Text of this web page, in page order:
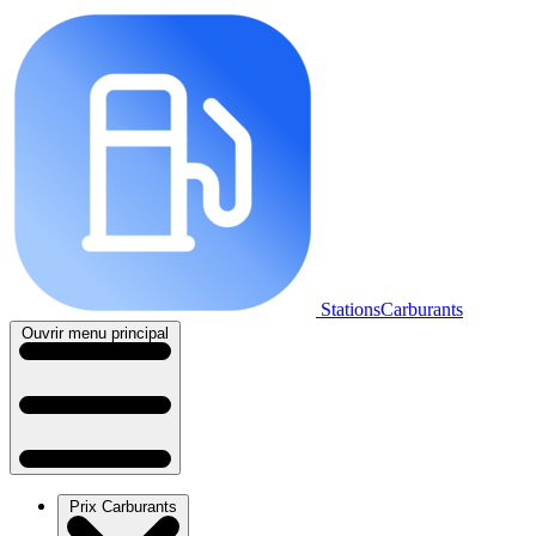
StationsCarburants
Ouvrir menu principal
Prix Carburants